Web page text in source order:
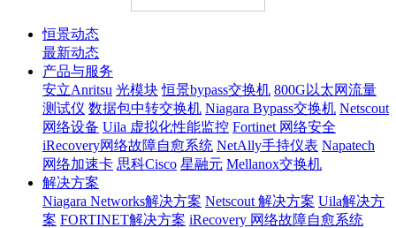
恒景动态
最新动态
产品与服务
安立Anritsu 光模块 恒景bypass交换机 800G以太网流量
测试仪 数据包中转交换机 Niagara Bypass交换机 Netscout
网络设备 Uila 虚拟化性能监控 Fortinet 网络安全
iRecovery网络故障自愈系统 NetAlly手持仪表 Napatech
网络加速卡 思科Cisco 星融元 Mellanox交换机
解决方案
Niagara Networks解决方案 Netscout 解决方案 Uila解决方
案 FORTINET解决方案 iRecovery 网络故障自愈系统